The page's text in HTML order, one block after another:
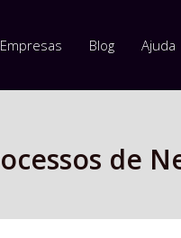
Blog Ajuda
de